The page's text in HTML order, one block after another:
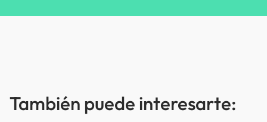
También puede interesarte: